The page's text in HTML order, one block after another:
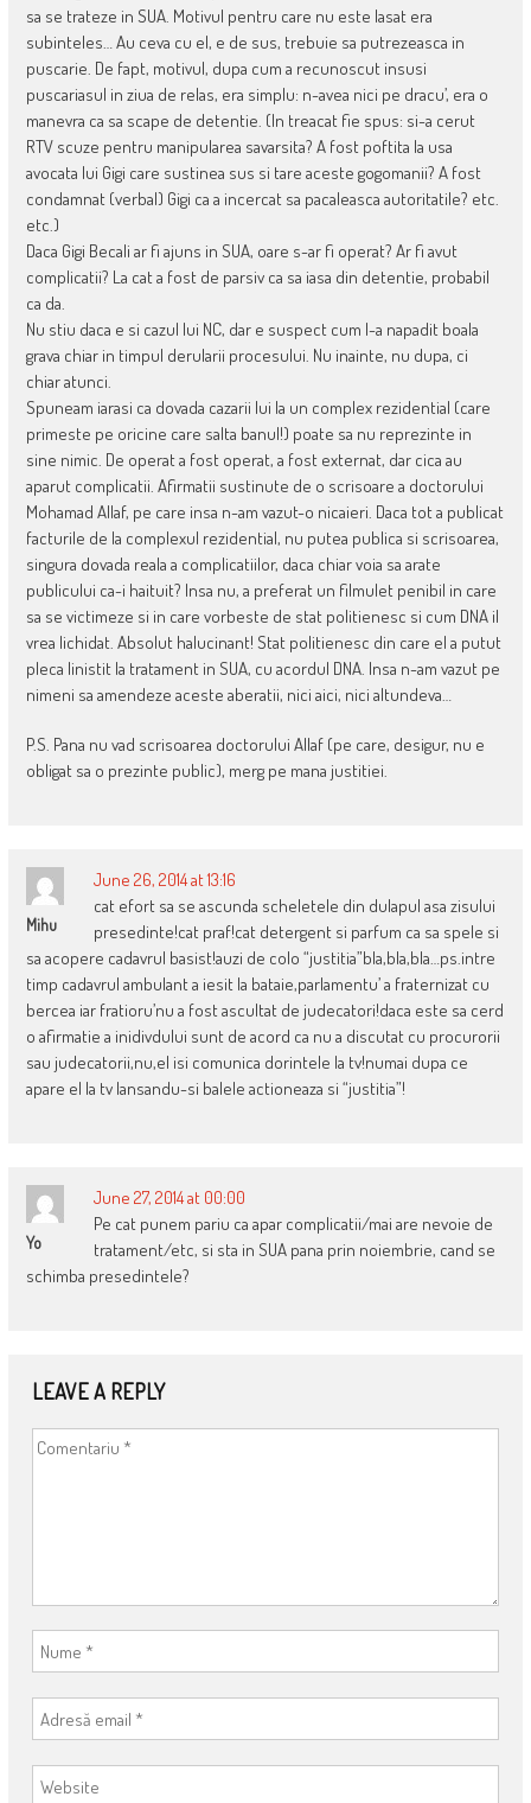
sa se trateze in SUA. Motivul pentru care nu este lasat era
subinteles… Au ceva cu el, e de sus, trebuie sa putrezeasca in
puscarie. De fapt, motivul, dupa cum a recunoscut insusi
puscariasul in ziua de relas, era simplu: n-avea nici pe dracu’, era o
manevra ca sa scape de detentie. (In treacat fie spus: si-a cerut
RTV scuze pentru manipularea savarsita? A fost poftita la usa
avocata lui Gigi care sustinea sus si tare aceste gogomanii? A fost
condamnat (verbal) Gigi ca a incercat sa pacaleasca autoritatile? etc.
etc.)
Daca Gigi Becali ar fi ajuns in SUA, oare s-ar fi operat? Ar fi avut
complicatii? La cat a fost de parsiv ca sa iasa din detentie, probabil
ca da.
Nu stiu daca e si cazul lui NC, dar e suspect cum l-a napadit boala
grava chiar in timpul derularii procesului. Nu inainte, nu dupa, ci
chiar atunci.
Spuneam iarasi ca dovada cazarii lui la un complex rezidential (care
primeste pe oricine care salta banul!) poate sa nu reprezinte in
sine nimic. De operat a fost operat, a fost externat, dar cica au
aparut complicatii. Afirmatii sustinute de o scrisoare a doctorului
Mohamad Allaf, pe care insa n-am vazut-o nicaieri. Daca tot a publicat
facturile de la complexul rezidential, nu putea publica si scrisoarea,
singura dovada reala a complicatiilor, daca chiar voia sa arate
publicului ca-i haituit? Insa nu, a preferat un filmulet penibil in care
sa se victimeze si in care vorbeste de stat politienesc si cum DNA il
vrea lichidat. Absolut halucinant! Stat politienesc din care el a putut
pleca linistit la tratament in SUA, cu acordul DNA. Insa n-am vazut pe
nimeni sa amendeze aceste aberatii, nici aici, nici altundeva…
P.S. Pana nu vad scrisoarea doctorului Allaf (pe care, desigur, nu e
obligat sa o prezinte public), merg pe mana justitiei.
Mihu
June 26, 2014 at 13:16
cat efort sa se ascunda scheletele din dulapul asa zisului
presedinte!cat praf!cat detergent si parfum ca sa spele si
sa acopere cadavrul basist!auzi de colo “justitia”bla,bla,bla…ps.intre
timp cadavrul ambulant a iesit la bataie,parlamentu’ a fraternizat cu
bercea iar fratioru’nu a fost ascultat de judecatori!daca este sa cerd
o afirmatie a inidivdului sunt de acord ca nu a discutat cu procurorii
sau judecatorii,nu,el isi comunica dorintele la tv!numai dupa ce
apare el la tv lansandu-si balele actioneaza si “justitia”!
Yo
June 27, 2014 at 00:00
Pe cat punem pariu ca apar complicatii/mai are nevoie de
tratament/etc, si sta in SUA pana prin noiembrie, cand se
schimba presedintele?
LEAVE A REPLY